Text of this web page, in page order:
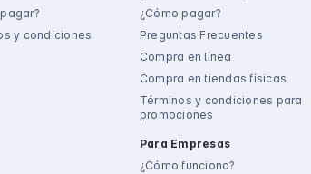
y condiciones
¿Cómo pagar?
Preguntas Frecuentes
Compra en línea
Compra en tiendas físicas
Términos y condiciones para
promociones
Para Empresas
¿Cómo funciona?